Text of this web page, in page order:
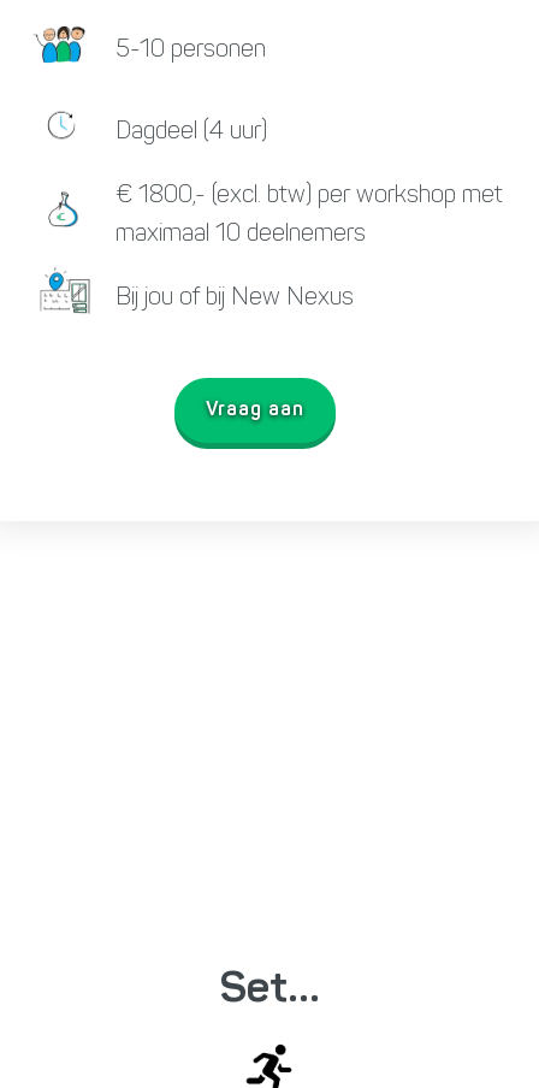
5-10 personen
Dagdeel (4 uur)
€ 1800,- (excl. btw) per workshop met
maximaal 10 deelnemers
Bij jou of bij New Nexus
Vraag aan
Set...